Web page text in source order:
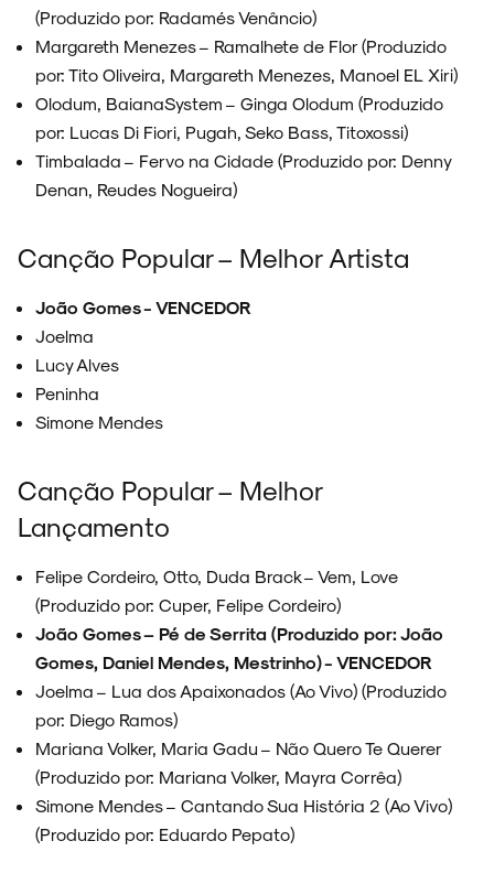
ARQUIVO
ENTREVISTAS
(Produzido por: Radamés Venâncio)
Margareth Menezes – Ramalhete de Flor (Produzido
por: Tito Oliveira, Margareth Menezes, Manoel EL Xiri)
Olodum, BaianaSystem – Ginga Olodum (Produzido
por: Lucas Di Fiori, Pugah, Seko Bass, Titoxossi)
Timbalada – Fervo na Cidade (Produzido por: Denny
Denan, Reudes Nogueira)
Canção Popular – Melhor Artista
João Gomes - VENCEDOR
Joelma
Lucy Alves
Peninha
Simone Mendes
Canção Popular – Melhor
Lançamento
Felipe Cordeiro, Otto, Duda Brack – Vem, Love
(Produzido por: Cuper, Felipe Cordeiro)
João Gomes – Pé de Serrita (Produzido por: João
Gomes, Daniel Mendes, Mestrinho) - VENCEDOR
Joelma – Lua dos Apaixonados (Ao Vivo) (Produzido
por: Diego Ramos)
Mariana Volker, Maria Gadu – Não Quero Te Querer
(Produzido por: Mariana Volker, Mayra Corrêa)
Simone Mendes – Cantando Sua História 2 (Ao Vivo)
(Produzido por: Eduardo Pepato)